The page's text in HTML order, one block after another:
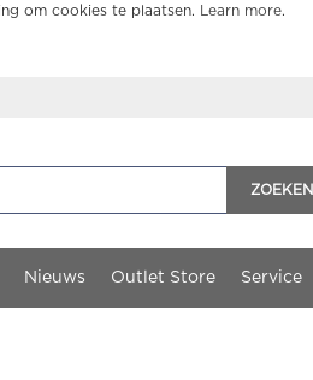
om cookies te plaatsen. Learn more.
ZOEKEN
Nieuws Outlet Store Service